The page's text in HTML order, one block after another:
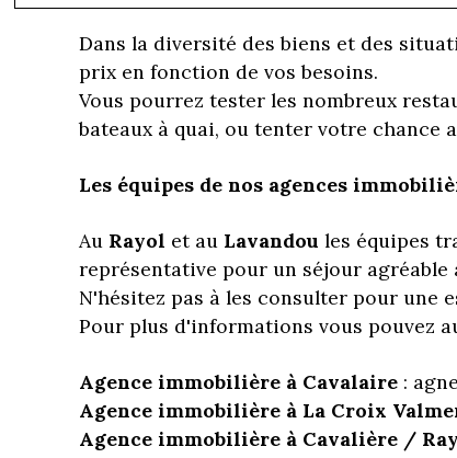
Dans la diversité des biens et des
prix en fonction de vos besoins.
Vous pourrez tester les nombreux
bateaux à quai, ou tenter votre chance
Les équipes de nos agences
Au Rayol et au Lavandou les équipes
représentative pour un séjour agréable
N'hésitez pas à les consulter pour une
Pour plus d'informations vous pouvez
Agence immobilière à Cavalaire :
Agence immobilière à La Croix
Agence immobilière à Cavalière /